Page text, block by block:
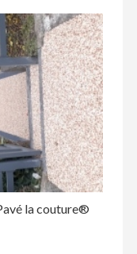
la couture®